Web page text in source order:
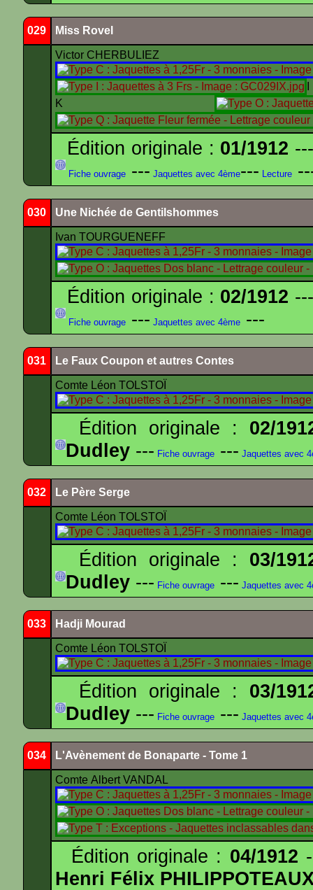
029 Miss Rovel
Victor CHERBULIEZ
K
Édition originale : 01/1912
Fiche ouvrage --- Jaquettes avec 4ème--- Lecture
030 Une Nichée de Gentilshommes
Ivan TOURGUENEFF
Édition originale : 02/1912
Fiche ouvrage --- Jaquettes avec 4ème ---
031 Le Faux Coupon et autres Contes
Comte Léon TOLSTOÏ
Édition originale : 02/
Dudley --- Fiche ouvrage --- Jaquettes avec
032 Le Père Serge
Comte Léon TOLSTOÏ
Édition originale : 03/
Dudley --- Fiche ouvrage --- Jaquettes avec
033 Hadji Mourad
Comte Léon TOLSTOÏ
Édition originale : 03/
Dudley --- Fiche ouvrage --- Jaquettes avec
034 L'Avènement de Bonaparte - Tome 1
Comte Albert VANDAL
Édition originale : 04/1912
Henri Félix